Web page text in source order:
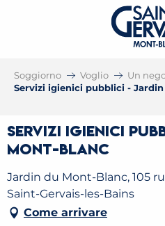
Soggiorno Voglio
Un
Servizi igienici pubblici -
Servizi igienici
Mont-Blanc
Jardin du Mont-Blanc, 105
Saint-Gervais-les-Bains
Come arrivare